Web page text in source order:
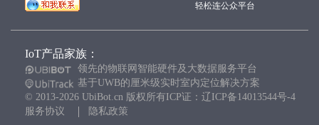
轻松连公众平台
IoT产品家族：
领先的物联网智能硬件及大数据服务平台
基于UWB的厘米级实时室内定位解决方案
© 2013-2026 UbiBot.cn 版权所有ICP证：辽ICP备14013544号-4
服务协议
隐私政策